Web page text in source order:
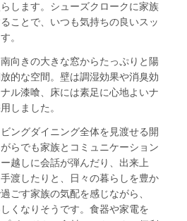
します。シューズクロークに家族
ことで、いつも気持ちの良いスッ
。
向きの大きな窓からたっぷりと陽
的な空間。壁は調湿効果や消臭効
ル漆喰、床には素足に心地よいナ
しました。
ングダイニング全体を見渡せる開
らでも家族とコミュニケーション
越しに会話が弾んだり、出来上
渡したりと、日々の暮らしを豊か
ごす家族の気配を感じながら、
くなりそうです。食器や家電を